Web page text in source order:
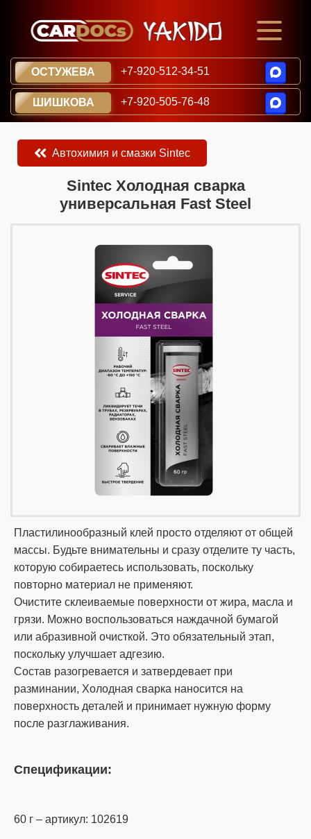
ОСТУЖЕВА +7-920-512-34-51
ШИШКОВА +7-920-505-76-48
Автохимия и смазки Sintec
​​​​Sintec Холодная сварка
универсальная Fast Steel
Пластилинообразный клей просто отделяют от общей
массы. Будьте внимательны и сразу отделите ту часть,
которую собираетесь использовать, поскольку
повторно материал не применяют.
Очистите склеиваемые поверхности от жира, масла и
грязи. Можно воспользоваться наждачной бумагой
или абразивной очисткой. Это обязательный этап,
поскольку улучшает адгезию.
Состав разогревается и затвердевает при
разминании, Холодная сварка наносится на
поверхность деталей и принимает нужную форму
после разглаживания.
Спецификации:
60 г – артикул: 102619